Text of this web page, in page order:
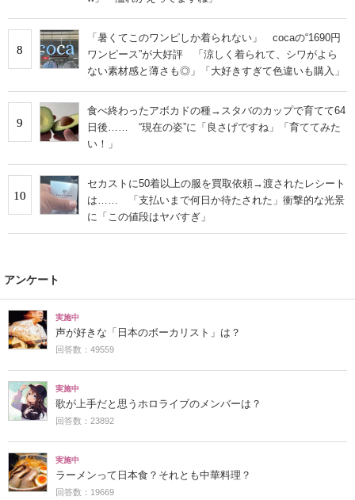
8
「暑くてこのワンピしか着られない」 cocaの“1690円
ワンピース”が大好評 「涼しく着られて、シワがよら
ない素材感と薄さも◎」「大好きすぎて色違いも購入」
9
食べ終わったアボカドの種→スタバのカップで育てて64
日後…… “現在の姿”に「良さげですね」「育ててみた
い！」
10
セカストに50着以上の服を買取依頼→渡されたレシート
は…… 「支払いまで何日か待たされた」衝撃的な光景
に「この値段はヤバすぎ」
アンケート
実施中
声が好きな「日本のボーカリスト」は？
回答数：49559
実施中
歌が上手だと思うホロライブのメンバーは？
回答数：23892
実施中
ラーメンって日本食？それとも中華料理？
回答数：19669